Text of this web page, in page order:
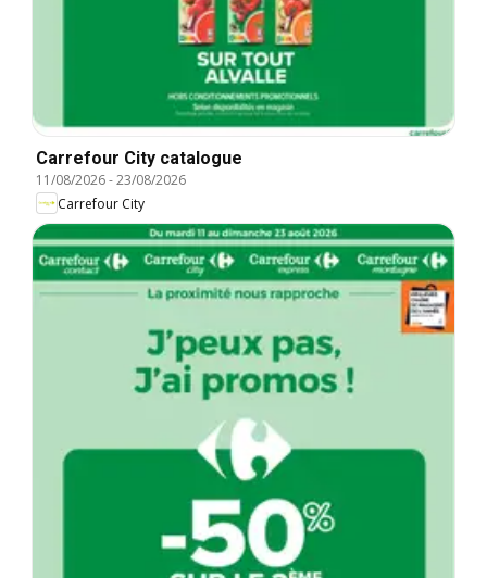
Carrefour City catalogue
11/08/2026-23/08/2026
Carrefour City